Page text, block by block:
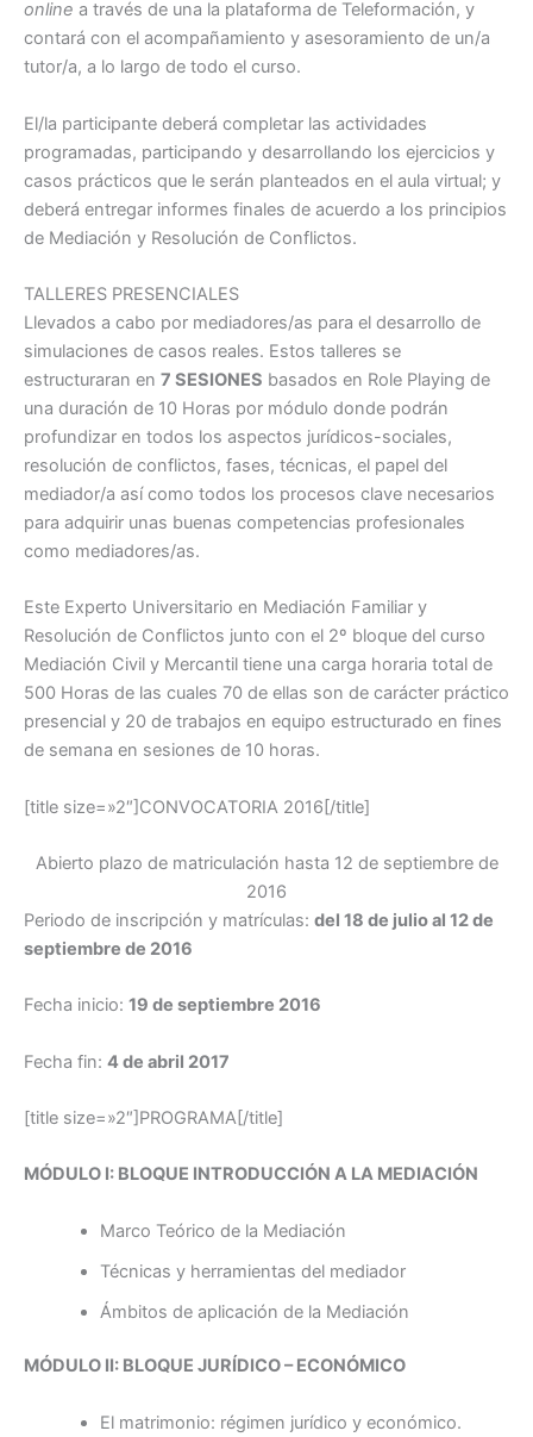
online a través de una la plataforma de Teleformación, y
contará con el acompañamiento y asesoramiento de un/a
tutor/a, a lo largo de todo el curso.
El/la participante deberá completar las actividades
programadas, participando y desarrollando los ejercicios y
casos prácticos que le serán planteados en el aula virtual; y
deberá entregar informes finales de acuerdo a los principios
de Mediación y Resolución de Conflictos.
TALLERES PRESENCIALES
Llevados a cabo por mediadores/as para el desarrollo de
simulaciones de casos reales. Estos talleres se
estructuraran en 7 SESIONES basados en Role Playing de
una duración de 10 Horas por módulo donde podrán
profundizar en todos los aspectos jurídicos-sociales,
resolución de conflictos, fases, técnicas, el papel del
mediador/a así como todos los procesos clave necesarios
para adquirir unas buenas competencias profesionales
como mediadores/as.
Este Experto Universitario en Mediación Familiar y
Resolución de Conflictos junto con el 2º bloque del curso
Mediación Civil y Mercantil tiene una carga horaria total de
500 Horas de las cuales 70 de ellas son de carácter práctico
presencial y 20 de trabajos en equipo estructurado en fines
de semana en sesiones de 10 horas.
[title size=»2″]CONVOCATORIA 2016[/title]
Abierto plazo de matriculación hasta 12 de septiembre de
2016
Periodo de inscripción y matrículas: del 18 de julio al 12 de
septiembre de 2016
Fecha inicio: 19 de septiembre 2016
Fecha fin: 4 de abril 2017
[title size=»2″]PROGRAMA[/title]
MÓDULO I: BLOQUE INTRODUCCIÓN A LA MEDIACIÓN
Marco Teórico de la Mediación
Técnicas y herramientas del mediador
Ámbitos de aplicación de la Mediación
MÓDULO II: BLOQUE JURÍDICO – ECONÓMICO
El matrimonio: régimen jurídico y económico.